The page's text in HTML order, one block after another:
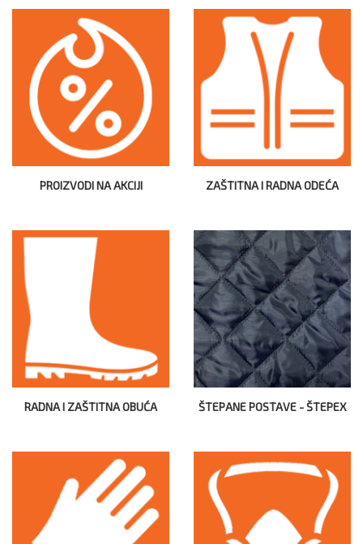
PROIZVODI NA AKCIJI ZAŠTITNA I RADNA ODEĆA
RADNA I ZAŠTITNA OBUĆA ŠTEPANE POSTAVE - ŠTEPEX